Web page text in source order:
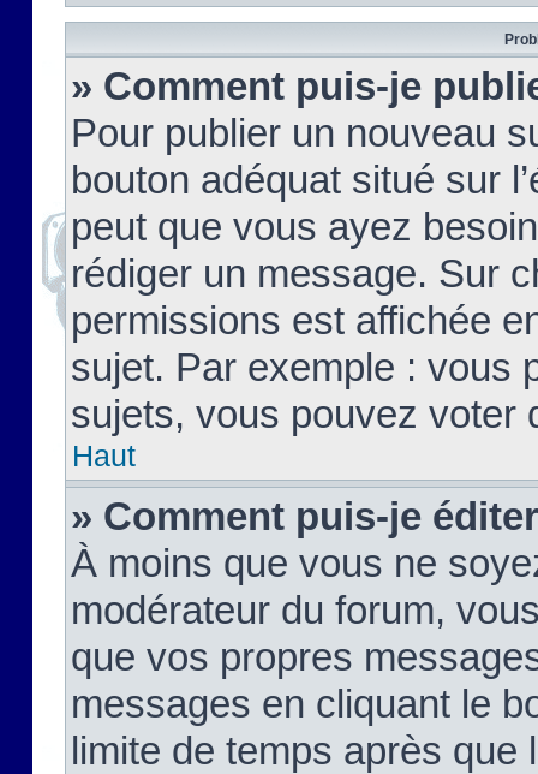
» Comment puis-je
Pour publier un nouveau
bouton adéquat situé sur
peut que vous ayez
rédiger un message. Sur
permissions est affichée
sujet. Par exemple : vous
sujets, vous pouvez voter
Haut
» Comment puis-je
À moins que vous ne
modérateur du forum,
que vos propres
messages en cliquant le
limite de temps après que